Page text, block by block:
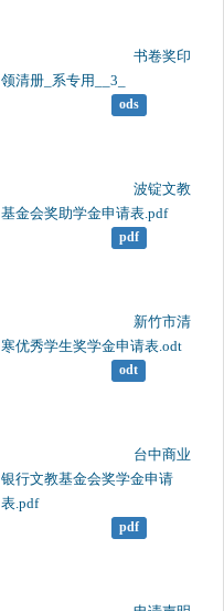
领清册_系专用__3_
ods
基金会奖助学金申请表.pdf
pdf
寒优秀学生奖学金申请表.odt
odt
银行文教基金会奖学金申请
表.pdf
pdf